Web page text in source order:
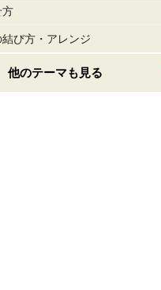
方
び方・アレンジ
他のテーマも見る